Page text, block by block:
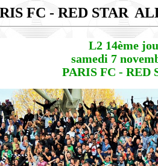
FC - RED STAR
L2 14ème
samedi 7
PARIS FC - RED